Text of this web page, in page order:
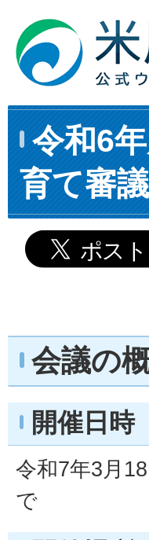
令和6
育て審
会議の
開催日時
令和7年3月
で